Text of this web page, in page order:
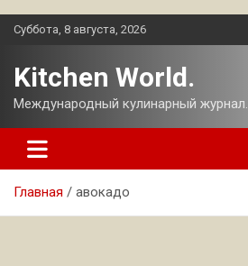
Перейти
Суббота, 8 августа, 2026
Kitchen World.
Международный кулинарный журнал.
Главная авокадо